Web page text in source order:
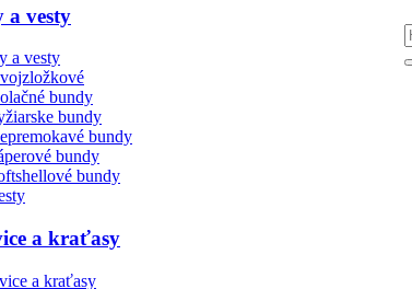
a vesty
bundy
bundy
bundy
bundy
bundy
a kraťasy